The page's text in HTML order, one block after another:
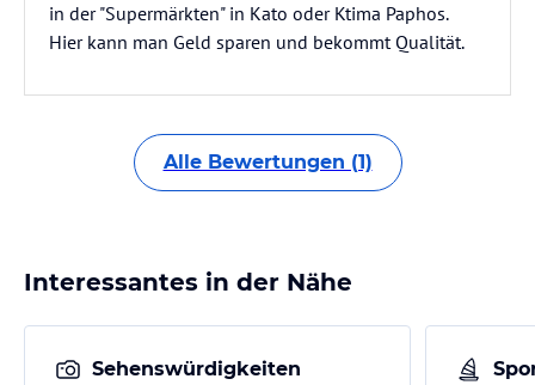
in der "Supermärkten" in Kato oder Ktima Paphos.
Hier kann man Geld sparen und bekommt Qualität.
Alle Bewertungen (1)
Interessantes in der Nähe
Sehenswürdigkeiten